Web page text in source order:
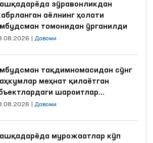
зўравонликдан
аёлнинг ҳолати
томонидан ўрганилди
Давоми
тақдимномасидан сўнг
меҳнат қилаётган
шароитлар
Давоми
мурожаатлар кўп